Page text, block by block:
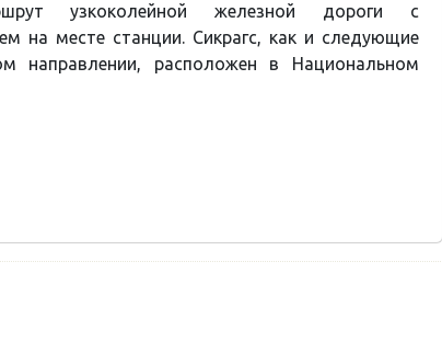
узкоколейной железной дороги с
на месте станции. Сикрагс, как и следующие
направлении, расположен в Национальном